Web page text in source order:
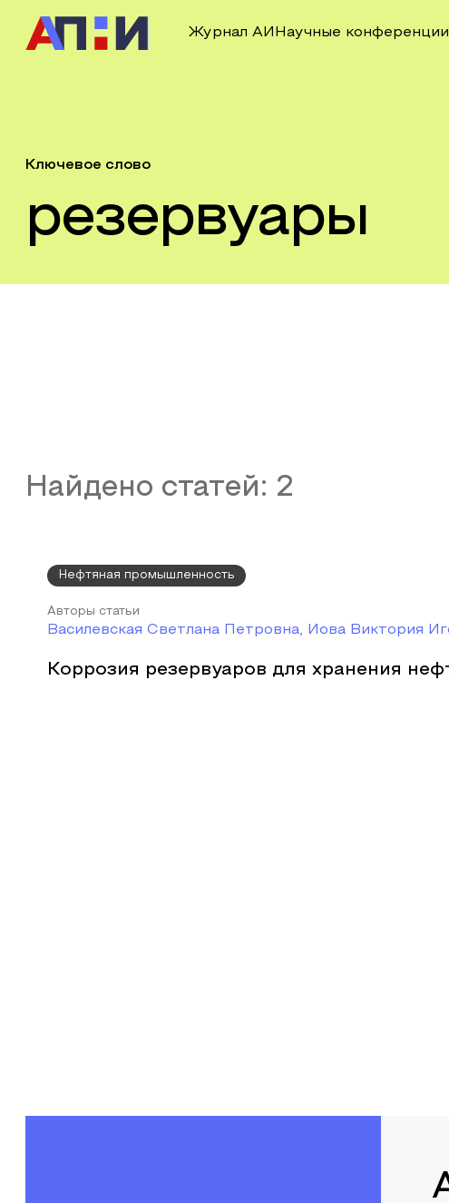
Журнал АИ Научные конференции
Ключевое слово
резервуары
Найдено статей: 2
Нефтяная промышленность
Авторы статьи
Василевская Светлана Петровна, Иова Виктория
Коррозия резервуаров для хранения